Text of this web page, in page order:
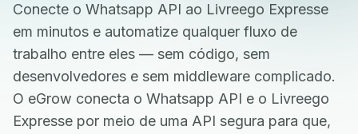
Conecte o Whatsapp API ao Livreego Expresse
em minutos e automatize qualquer fluxo de
trabalho entre eles — sem código, sem
desenvolvedores e sem middleware complicado.
O eGrow conecta o Whatsapp API e o Livreego
Expresse por meio de uma API segura para que,